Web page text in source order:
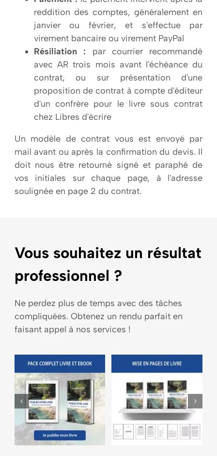
reddition des comptes, généralement en
janvier ou février, et s'effectue par
virement bancaire ou virement PayPal
Résiliation : par courrier recommandé
avec AR trois mois avant l'échéance du
contrat, ou sur présentation d'une
proposition de contrat à compte d'éditeur
d'un confrère pour le livre sous contrat
chez Libres d'écrire
Un modèle de contrat vous est envoyé par
mail avant ou après la confirmation du devis. Il
doit nous être retourné signé et paraphé de
vos initiales sur chaque page, à l'adresse
soulignée en page 2 du contrat.
Vous souhaitez un résultat
professionnel ?
Ne perdez plus de temps avec des tâches
compliquées. Obtenez un rendu parfait en
faisant appel à nos services !
Mise en
pages de
livre imprimé
Création de
eBooks –
Formats ePub
et Kindle
(Mobi)